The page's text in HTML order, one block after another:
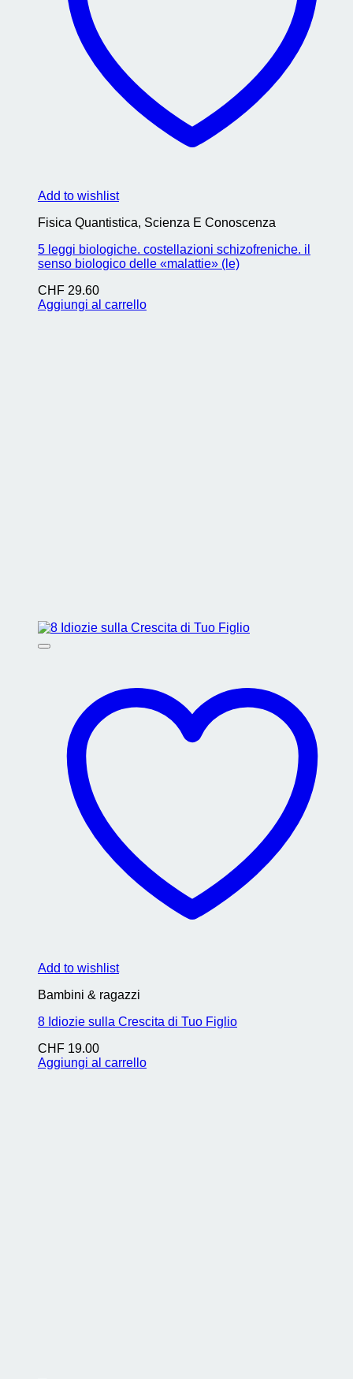
Add to wishlist
Fisica Quantistica, Scienza E Conoscenza
5 leggi biologiche. costellazioni schizofreniche. il
senso biologico delle «malattie» (le)
CHF 29.60
Aggiungi al carrello
Add to wishlist
Bambini & ragazzi
8 Idiozie sulla Crescita di Tuo Figlio
CHF 19.00
Aggiungi al carrello